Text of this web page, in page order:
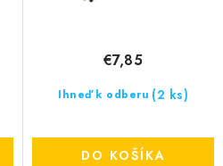
Ihneď k odberu (2 ks)
€7,85
DO KOŠÍKA